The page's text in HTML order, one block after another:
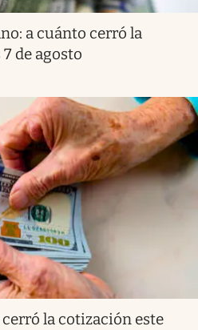
a cuánto cerró la
de agosto
la cotización este